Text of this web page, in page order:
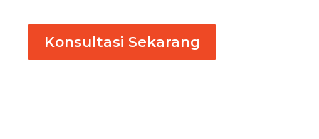
Konsultasi Sekarang